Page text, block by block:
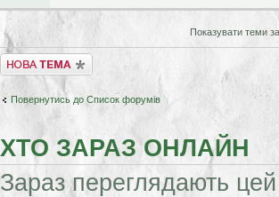
Показувати теми
Створити нову тему
Повернутись до Список форумів
ХТО ЗАРАЗ ОНЛАЙН
Зараз переглядають